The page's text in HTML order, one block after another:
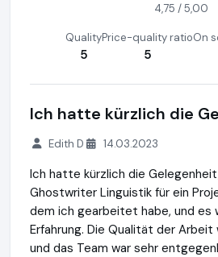
4,75 / 5,00
Quality
5
Price-quality ratio
5
On
Ich hatte kürzlich die
Edith D 14.03.2023
Ich hatte kürzlich die
Ghostwriter Linguistik für ein
dem ich gearbeitet habe, und es
Erfahrung. Die Qualität der
und das Team war sehr